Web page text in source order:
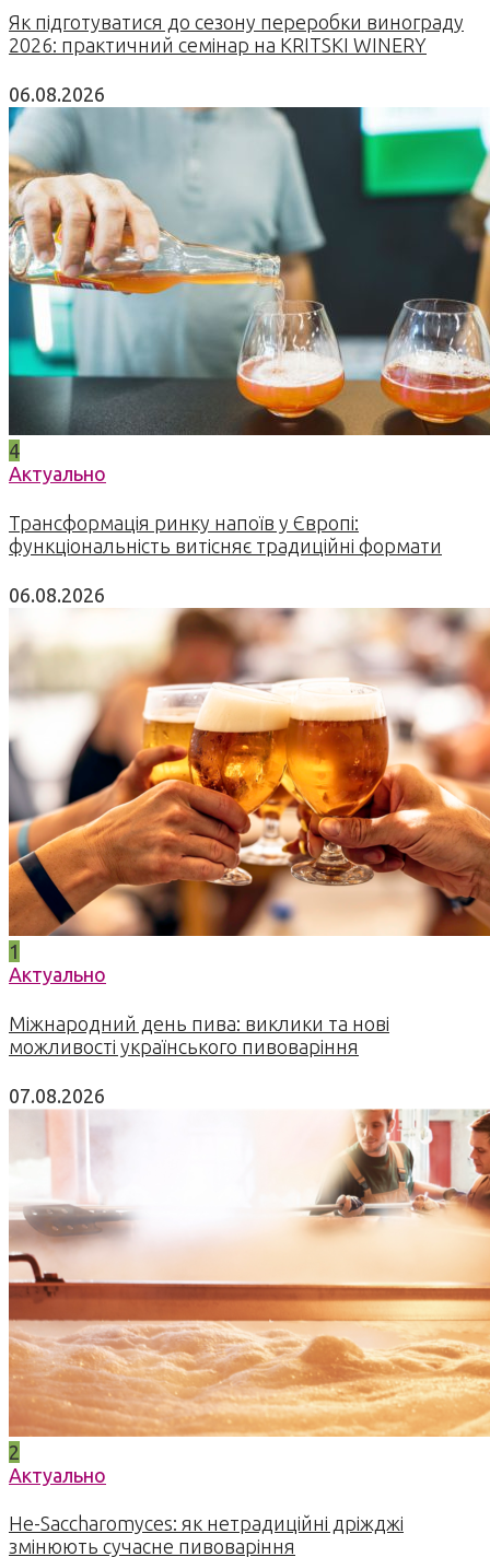
Як підготуватися до сезону переробки винограду
2026: практичний семінар на KRITSKI WINERY
06.08.2026
4
Актуально
Трансформація ринку напоїв у Європі:
функціональність витісняє традиційні формати
06.08.2026
1
Актуально
Міжнародний день пива: виклики та нові
можливості українського пивоваріння
07.08.2026
2
Актуально
Не-Saccharomyces: як нетрадиційні дріжджі
змінюють сучасне пивоваріння